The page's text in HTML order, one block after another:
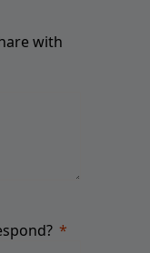
with